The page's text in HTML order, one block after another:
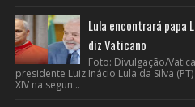
Lula encontrará papa
diz Vaticano
Foto: Divulgação/
presidente Luiz Inácio Lula da Silva
XIV na segun...